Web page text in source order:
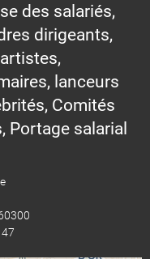
des salariés,
dirigeants,
lanceurs
Comités
Portage salarial